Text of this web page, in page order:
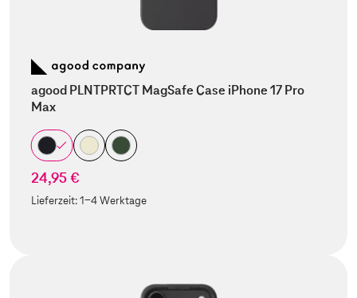
agood PLNTPRTCT MagSafe Case iPhone 17 Pro
Max
24,95 €
Lieferzeit:1-4 Werktage